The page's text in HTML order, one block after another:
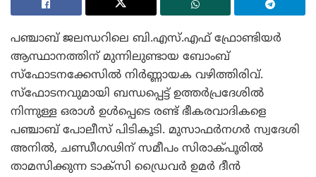
പഞ്ചാബ് ജലന്ധറിലെ ബി.എസ്.എഫ് ഫ്രോണ്ടിയർ
ആസ്ഥാനത്തിന് മുന്നിലുണ്ടായ ബോംബ്
സ്ഫോടനക്കേസിൽ നിർണ്ണായക വഴിത്തിരിവ്.
സ്ഫോടനവുമായി ബന്ധപ്പെട്ട് ഉത്തർപ്രദേശിൽ
നിന്നുള്ള ഒരാൾ ഉൾപ്പെടെ രണ്ട് ഭീകരവാദികളെ
പഞ്ചാബ് പോലീസ് പിടികൂടി. മുസാഫർനഗർ സ്വദേശി
അനിൽ, ചണ്ഡീഗഢിന് സമീപം സിരാക്പൂരിൽ
താമസിക്കുന്ന ടാക്സി ഡ്രൈവർ ഉമർ ദീൻ